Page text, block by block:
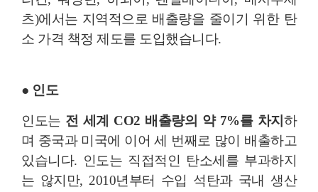
츠)에서는 지역적으로 배출량을 줄이기 위한 탄
소 가격 책정 제도를 도입했습니다.
● 인도
인도는 전 세계 CO2 배출량의 약 7%를 차지 하
며 중국과 미국에 이어 세 번째로 많이 배출하고
있습니다. 인도는 직접적인 탄소세를 부과하지
는 않지만, 2010년부터 수입 석탄과 국내 생산